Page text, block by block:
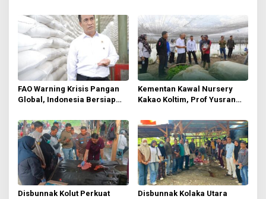
Juta Benih Gratis untuk
Petani
Perkebunan Kolaka Utara
FAO Warning Krisis Pangan
Global, Indonesia Bersiap
Kementan Kawal Nursery
Kakao Koltim, Prof Yusran
untuk Petani
Disbunnak Kolut Perkuat
Disbunnak Kolaka Utara